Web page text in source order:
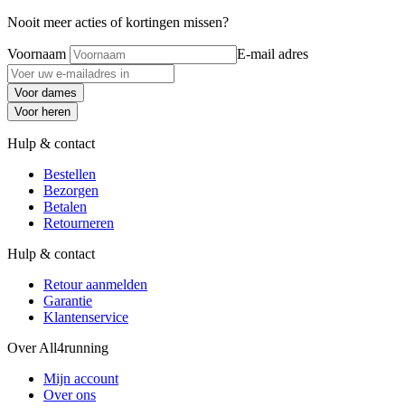
Nooit meer acties of kortingen missen?
Voornaam E-mail adres
Voor dames
Voor heren
Hulp & contact
Bestellen
Bezorgen
Betalen
Retourneren
Hulp & contact
Retour aanmelden
Garantie
Klantenservice
Over All4running
Mijn account
Over ons